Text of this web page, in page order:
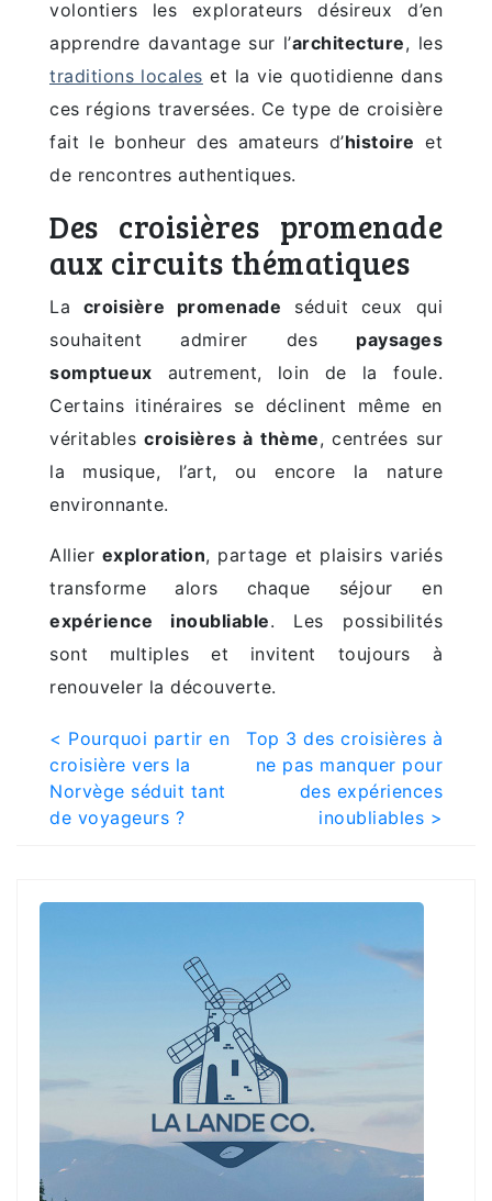
volontiers les explorateurs désireux d’en
apprendre davantage sur l’architecture, les
traditions locales et la vie quotidienne dans
ces régions traversées. Ce type de croisière
fait le bonheur des amateurs d’histoire et
de rencontres authentiques.
Des croisières promenade
aux circuits thématiques
La croisière promenade séduit ceux qui
souhaitent admirer des paysages
somptueux autrement, loin de la foule.
Certains itinéraires se déclinent même en
véritablescroisières à thème, centrées sur
la musique, l’art, ou encore la nature
environnante.
Allier exploration, partage et plaisirs variés
transforme alors chaque séjour en
expérience inoubliable. Les possibilités
sont multiples et invitent toujours à
renouveler la découverte.
Post
navigation
< Pourquoi partir en
croisière vers la
Norvège séduit tant
de voyageurs ?
Top 3 des croisières à
ne pas manquer pour
des expériences
inoubliables >